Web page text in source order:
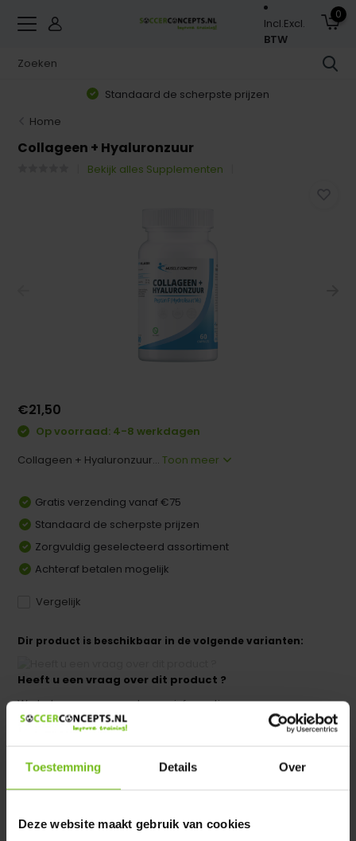
Toestemming Details Over
Deze website maakt gebruik van cookies
Incl.Excl.
BTW
0
Standaard de scherpste prijzen
Home
Collageen + Hyaluronzuur
Bekijk alles Supplementen
€21,50
Op voorraad: 4-8 werkdagen
Collageen + Hyaluronzuur...Toon meer
Gratis verzending vanaf €75
Standaard de scherpste prijzen
Zorgvuldig geselecteerd assortiment
Achteraf betalen mogelijk
Vergelijk
Dir product is beschikbaar in de volgende varianten:
Heeft u een vraag over dit product ?
We helpen u graag met meer informatie
Verstuur email
Specificaties